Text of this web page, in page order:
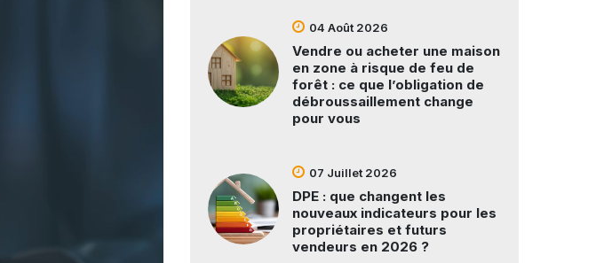
04 Août 2026
Vendre ou acheter une maison
en zone à risque de feu de
forêt : ce que l’obligation de
débroussaillement change
pour vous
07 Juillet 2026
DPE : que changent les
nouveaux indicateurs pour les
propriétaires et futurs
vendeurs en 2026 ?